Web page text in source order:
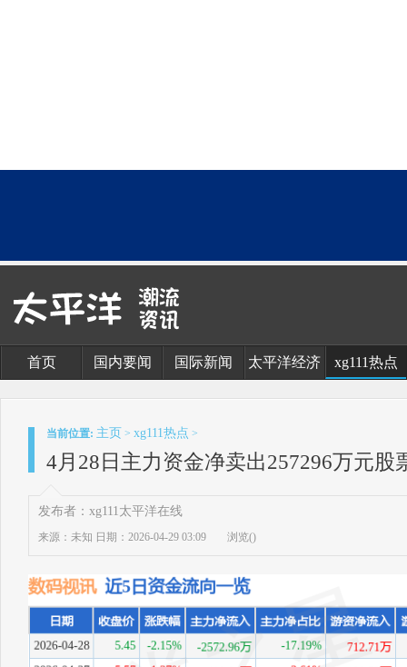
首页 国内要闻 国际新闻 太平洋经济 xg111热点
当前位置: 主页 > xg111热点 >
4月28日主力资金净卖出257296万元股
发布者：xg111太平洋在线
来源：未知 日期：2026-04-29 03:09 浏览()